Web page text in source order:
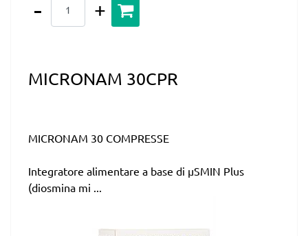
MICRONAM 30CPR
MICRONAM 30 COMPRESSE
Integratore alimentare a base di µSMIN Plus
(diosmina mi ...